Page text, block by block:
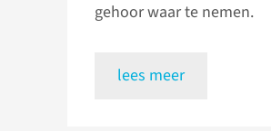
gehoor waar te nemen.
lees meer